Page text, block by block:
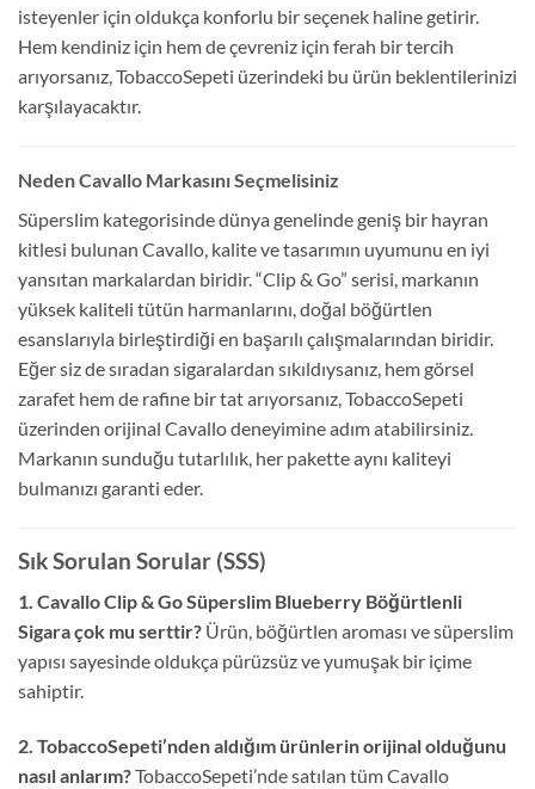
isteyenler için oldukça konforlu bir seçenek haline getirir.
Hem kendiniz için hem de çevreniz için ferah bir tercih
arıyorsanız, TobaccoSepeti üzerindeki bu ürün beklentilerinizi
karşılayacaktır.
Neden Cavallo Markasını Seçmelisiniz
Süperslim kategorisinde dünya genelinde geniş bir hayran
kitlesi bulunan Cavallo, kalite ve tasarımın uyumunu en iyi
yansıtan markalardan biridir. “Clip & Go” serisi, markanın
yüksek kaliteli tütün harmanlarını, doğal böğürtlen
esanslarıyla birleştirdiği en başarılı çalışmalarından biridir.
Eğer siz de sıradan sigaralardan sıkıldıysanız, hem görsel
zarafet hem de rafine bir tat arıyorsanız, TobaccoSepeti
üzerinden orijinal Cavallo deneyimine adım atabilirsiniz.
Markanın sunduğu tutarlılık, her pakette aynı kaliteyi
bulmanızı garanti eder.
Sık Sorulan Sorular (SSS)
1. Cavallo Clip & Go Süperslim Blueberry Böğürtlenli
Sigara çok mu serttir? Ürün, böğürtlen aroması ve süperslim
yapısı sayesinde oldukça pürüzsüz ve yumuşak bir içime
sahiptir.
2. TobaccoSepeti’nden aldığım ürünlerin orijinal olduğunu
nasıl anlarım?TobaccoSepeti’nde satılan tüm Cavallo